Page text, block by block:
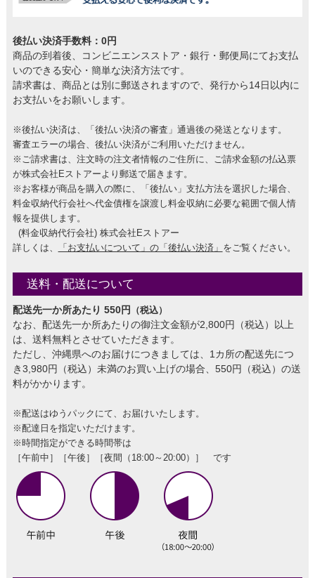
後払い決済手数料：0円
商品の到着後、コンビニエンスストア・銀行・郵便局にてお支払
いのできる安心・簡単な決済方法です。
請求書は、商品とは別に郵送されますので、発行から14日以内に
お支払いをお願いします。
※後払い決済は、「後払い決済の審査」通過後の発送となります。
審査エラーの場合、後払い決済がご利用いただけません。
※ご請求書は、注文時の注文者情報のご住所に、ご請求金額の払込票
が株式会社Eストアーより郵送で届きます。
※お客様が商品を購入の際に、「後払い」支払方法を選択した場合、
料金収納代行会社へ代金債権を譲渡し料金収納に必要な範囲で個人情
報を提供します。
(料金収納代行会社) 株式会社Eストアー
詳しくは、
「お支払いについて」の「後払い決済」 をご覧ください。
送料・配送について
配送先一か所あたり 550円 （税込）
なお、配送先一か所あたりの御注文金額が2,800円（税込）以上
は、送料無料とさせていただきます。
ただし、沖縄県へのお届けにつきましては、1カ所の配送先につ
き3,980円（税込）未満のお買い上げの場合、550円（税込）の送
料がかかります。
※配送はゆうパックにて、お届けいたします。
※配達日を指定いただけます。
※時間指定ができる時間帯は
［午前中］［午後］［夜間（18:00～20:00）］ です